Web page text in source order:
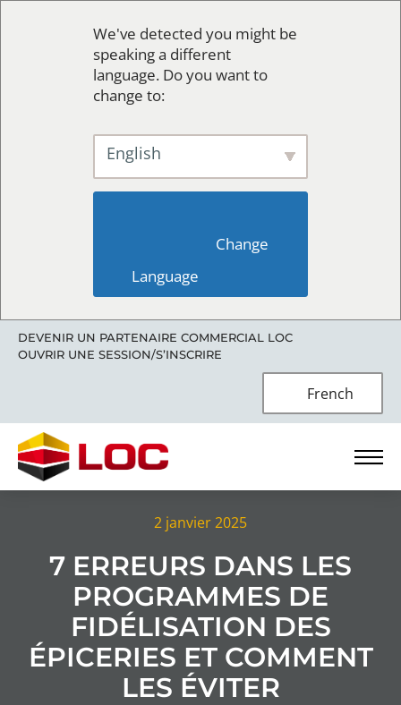
We've detected you might be
speaking a different
language. Do you want to
change to:
English
Language
DEVENIR UN PARTENAIRE COMMERCIAL LOC
OUVRIR UNE SESSION/S’INSCRIRE
French
2 janvier 2025
7 ERREURS DANS LES
PROGRAMMES DE
FIDÉLISATION DES
ÉPICERIES ET COMMENT
LES ÉVITER